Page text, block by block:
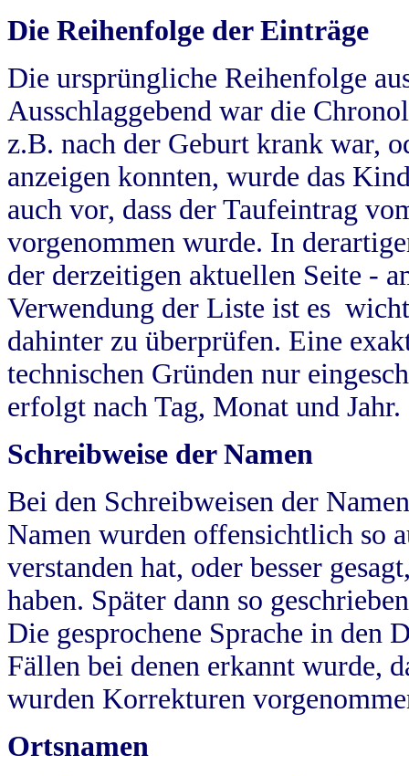
Die Reihenfolge der Einträge
Die ursprüngliche Reihenfolge
Ausschlaggebend war die
z.B. nach der Geburt krank war,
anzeigen konnten, wurde das
auch vor, dass der Taufeintrag
vorgenommen wurde. In
der derzeitigen aktuellen Seite -
Verwendung der Liste ist es
dahinter zu überprüfen. Eine
technischen Gründen nur
erfolgt nach Tag, Monat und Jahr.
Schreibweise der Namen
Bei den Schreibweisen der
Namen wurden offensichtlich so
verstanden hat, oder besser
haben. Später dann so
Die gesprochene Sprache in
Fällen bei denen erkannt wurde,
wurden Korrekturen
Ortsnamen